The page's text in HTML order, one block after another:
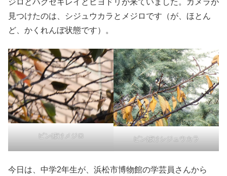
見つけたのは、シジュウカラとメジロです（が、ほとん
ど、かくれんぼ状態です）。
ピンぼけメジロ ピンぼけシジュウカラ
今日は、中学2年生が、浜松市博物館の学芸員さんから